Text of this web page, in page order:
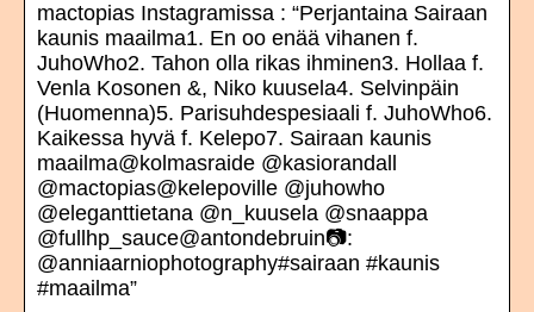
mactopias Instagramissa : “Perjantaina Sairaan
kaunis maailma1. En oo enää vihanen f.
JuhoWho2. Tahon olla rikas ihminen3. Hollaa f.
Venla Kosonen &, Niko kuusela4. Selvinpäin
(Huomenna)5. Parisuhdespesiaali f. JuhoWho6.
Kaikessa hyvä f. Kelepo7. Sairaan kaunis
maailma@kolmasraide @kasiorandall
@mactopias@kelepoville @juhowho
@eleganttietana @n_kuusela @snaappa
@fullhp_sauce@antondebruin📷:
@anniaarniophotography#sairaan #kaunis
#maailma”